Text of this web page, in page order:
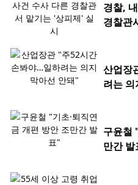
경찰,
경찰관
산업장
려는
구윤철
만간